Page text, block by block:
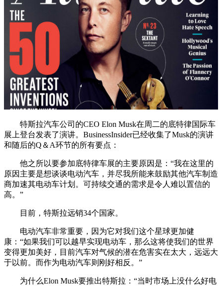
特斯拉汽车公司的CEO Elon Musk在周二的底特律国际车
展上登台发表了演讲。BusinessInsider已经收集了Musk的演讲
和随后的Q＆A环节的所有要点：
他之所以要参加底特律车展的主要原因是：“我在这里的
原因主要是想谈谈电动汽车，并尽我所能来鼓励其他汽车制造
商加速其电动车计划。可持续交通的需求是令人难以置信的
高。”
目前，特斯拉远销34个国家。
电动汽车非常重要，因为它对我们这个星球更加健
康：“如果我们可以越早实现电动车，那么这将使我们的世界
变得更加美好，目前汽车对气候的潜在危害实在太大，远远大
于以前。而作为电动汽车则刚好相反。”
为什么Elon Musk要推出特斯拉：“当时市场上没什么好电